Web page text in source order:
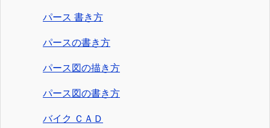
パース 書き方
パースの書き方
パース図の描き方
パース図の書き方
バイク ＣＡＤ